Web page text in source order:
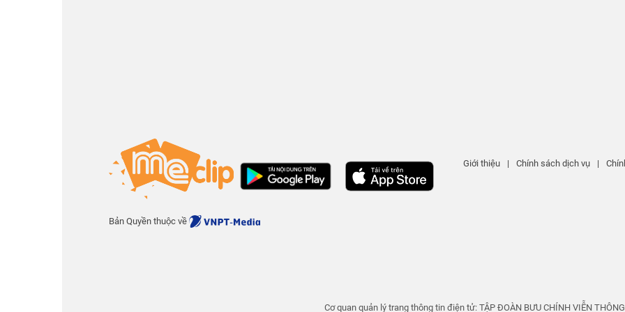
Giới thiệu | Chính sách dịch vụ |
Bản Quyền thuộc về
Cơ quan quản lý trang thông tin điện tử: TẬP ĐOÀN BƯU CHÍNH VIỄN